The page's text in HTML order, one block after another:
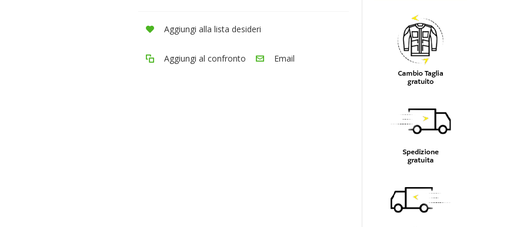
Aggiungi alla lista desideri
Aggiungi al confronto Email